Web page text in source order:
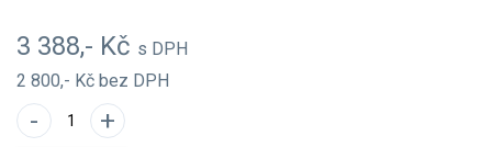
3 388,- Kč s DPH
2 800,- Kč bez DPH
- +